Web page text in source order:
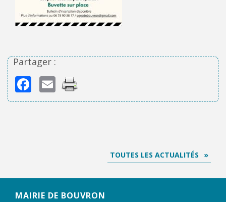
Partager :
Facebook
Email
TOUTES LES ACTUALITÉS
MAIRIE DE BOUVRON